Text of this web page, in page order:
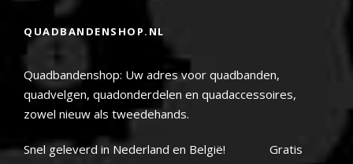
QUADBANDENSHOP.NL
Quadbandenshop: Uw adres voor quadbanden,
quadvelgen, quadonderdelen en quadaccessoires,
zowel nieuw als tweedehands.
Snel geleverd in Nederland en België! Gratis